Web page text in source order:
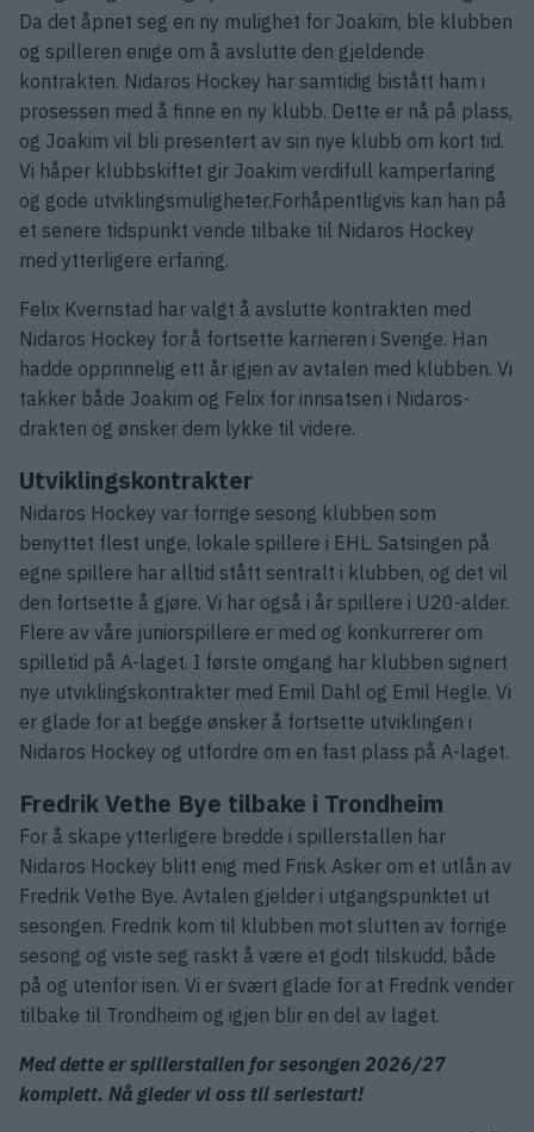
Da det åpnet seg en ny mulighet for Joakim, ble klubben
og spilleren enige om å avslutte den gjeldende
kontrakten. Nidaros Hockey har samtidig bistått ham i
prosessen med å finne en ny klubb. Dette er nå på plass,
og Joakim vil bli presentert av sin nye klubb om kort tid.
Vi håper klubbskiftet gir Joakim verdifull kamperfaring
og gode utviklingsmuligheter.Forhåpentligvis kan han på
et senere tidspunkt vende tilbake til Nidaros Hockey
med ytterligere erfaring.
Felix Kvernstad har valgt å avslutte kontrakten med
Nidaros Hockey for å fortsette karrieren i Sverige. Han
hadde opprinnelig ett år igjen av avtalen med klubben. Vi
takker både Joakim og Felix for innsatsen i Nidaros-
drakten og ønsker dem lykke til videre.
Utviklingskontrakter
Nidaros Hockey var forrige sesong klubben som
benyttet flest unge, lokale spillere i EHL. Satsingen på
egne spillere har alltid stått sentralt i klubben, og det vil
den fortsette å gjøre. Vi har også i år spillere i U20-alder.
Flere av våre juniorspillere er med og konkurrerer om
spilletid på A-laget. I første omgang har klubben signert
nye utviklingskontrakter med Emil Dahl og Emil Hegle. Vi
er glade for at begge ønsker å fortsette utviklingen i
Nidaros Hockey og utfordre om en fast plass på A-laget.
Fredrik Vethe Bye tilbake i Trondheim
For å skape ytterligere bredde i spillerstallen har
Nidaros Hockey blitt enig med Frisk Asker om et utlån av
Fredrik Vethe Bye. Avtalen gjelder i utgangspunktet ut
sesongen. Fredrik kom til klubben mot slutten av forrige
sesong og viste seg raskt å være et godt tilskudd, både
på og utenfor isen. Vi er svært glade for at Fredrik vender
tilbake til Trondheim og igjen blir en del av laget.
Med dette er spillerstallen for sesongen 2026/27
komplett. Nå gleder vi oss til seriestart!